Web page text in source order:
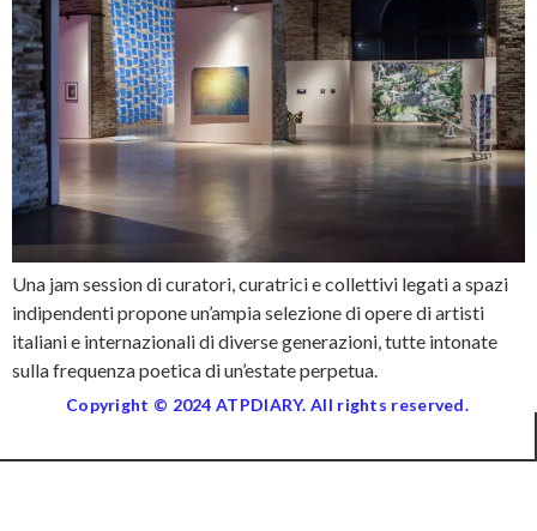
Una jam session di curatori, curatrici e collettivi legati a spazi
indipendenti propone un’ampia selezione di opere di artisti
italiani e internazionali di diverse generazioni, tutte intonate
sulla frequenza poetica di un’estate perpetua.
Copyright © 2024 ATPDIARY. All rights reserved.